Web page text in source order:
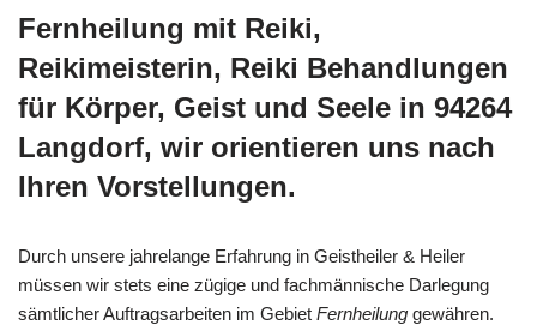
Fernheilung mit Reiki,
Reikimeisterin, Reiki Behandlungen
für Körper, Geist und Seele in 94264
Langdorf, wir orientieren uns nach
Ihren Vorstellungen.
Durch unsere jahrelange Erfahrung in Geistheiler & Heiler
müssen wir stets eine zügige und fachmännische Darlegung
sämtlicher Auftragsarbeiten im Gebiet Fernheilung gewähren.